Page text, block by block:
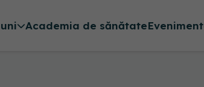
Academia de sănătate